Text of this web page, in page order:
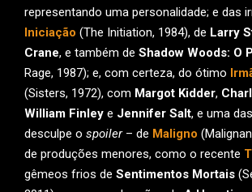
representando uma personalidade; e das
Iniciação (The Initiation, 1984), de Larry
Crane, e também de Shadow Woods: O
Rage, 1987); e, com certeza, do ótimo
(Sisters, 1972), com Margot Kidder,
William Finley e Jennifer Salt, e uma
desculpe o spoiler– de Maligno
de produções menores, como o recente
gêmeos frios de Sentimentos Mortais